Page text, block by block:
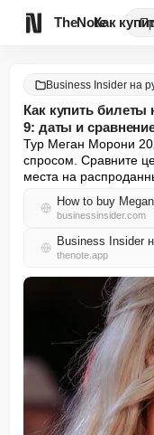
TheNote
Business Insider на
Как купить
9: даты и
Тур Меган Морони
спросом. Сравните
места на
businessinsider.com
Business Insider
thenote.app